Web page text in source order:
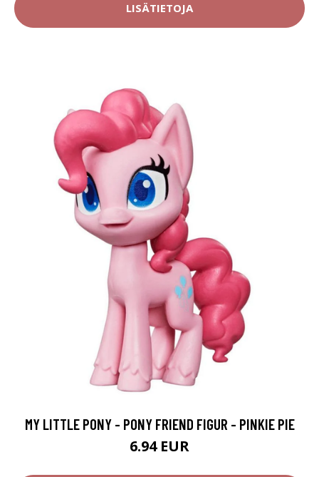
LISÄTIETOJA
MY LITTLE PONY - PONY FRIEND FIGUR - PINKIE PIE
6.94 EUR